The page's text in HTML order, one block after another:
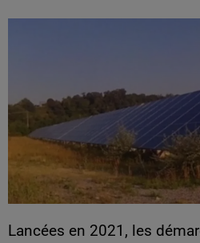
Lancées en 2021, les